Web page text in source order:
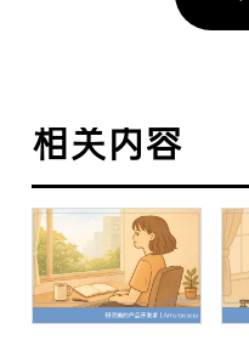
相关内容